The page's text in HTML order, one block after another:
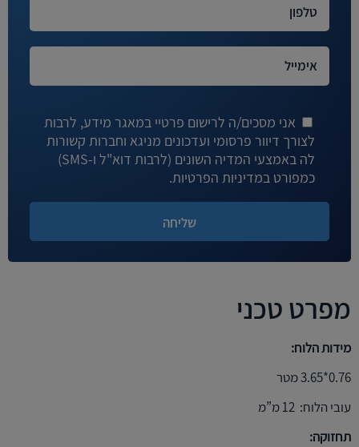
אני מסכים/ה לרישום פרטיי במאגר מידע, לרבות
לצורך דיוור פרסומי ועדכונים מניגא וחברות קשורות
לה באמצעי המדיה השונים (לרבות דוא"ל ו-SMS)
כמפורט במדיניות הפרטיות.
מפרט טכני
מידות הלוח:
0.76*3.65 מטר
עובי הלוח: 12 מ”מ
תחזוקה: